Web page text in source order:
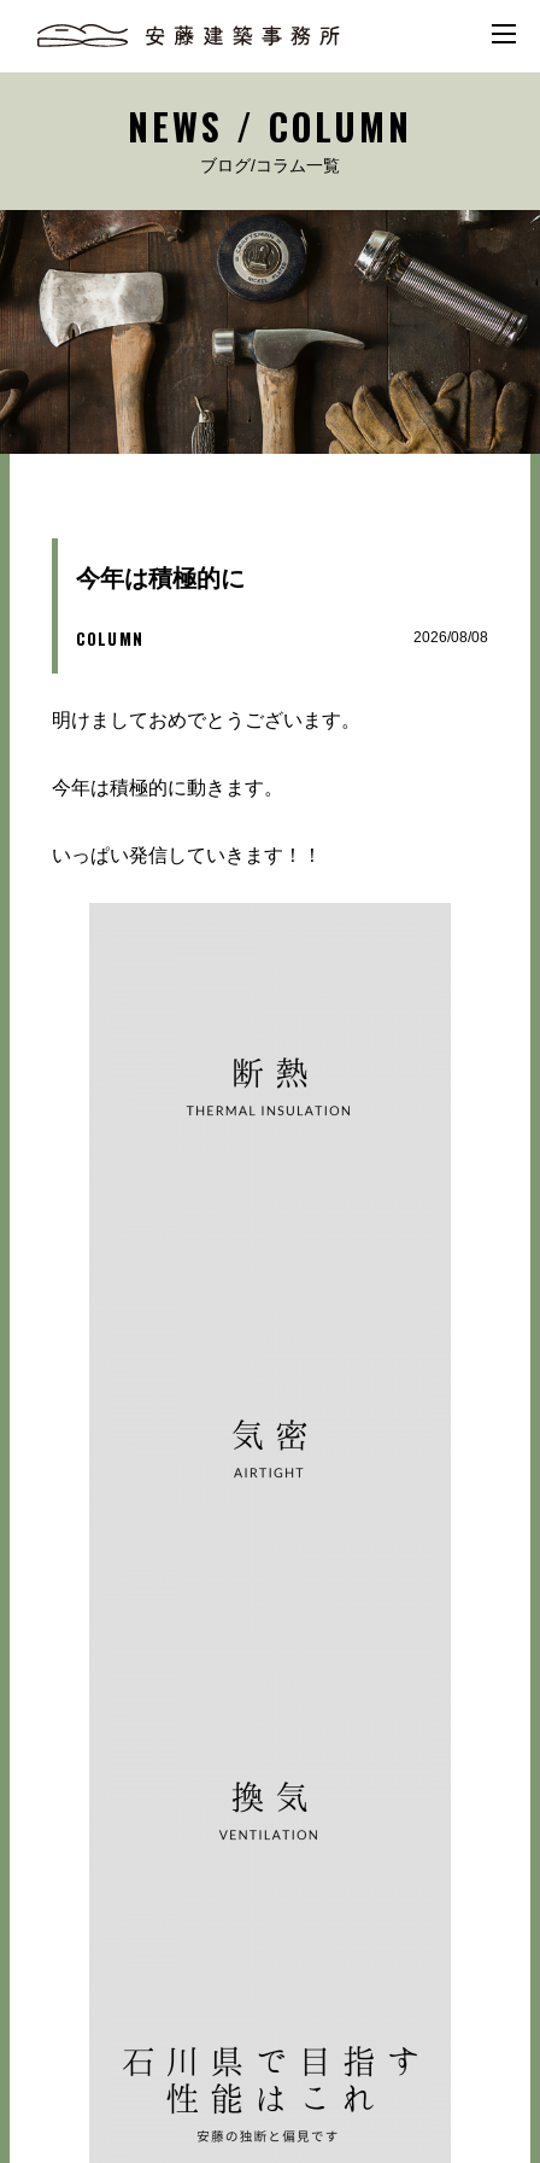
NEWS / COLUMN
ブログ/コラム一覧
今年は積極的に
COLUMN 2026/08/08
明けましておめでとうございます。
今年は積極的に動きます。
いっぱい発信していきます！！